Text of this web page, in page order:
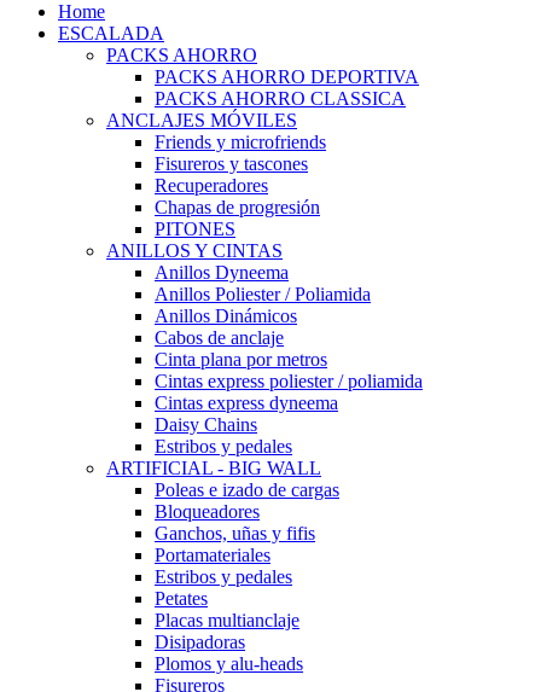
Home
ESCALADA
PACKS AHORRO
PACKS AHORRO DEPORTIVA
PACKS AHORRO CLASSICA
ANCLAJES MÓVILES
Friends y microfriends
Fisureros y tascones
Recuperadores
Chapas de progresión
PITONES
ANILLOS Y CINTAS
Anillos Dyneema
Anillos Poliester / Poliamida
Anillos Dinámicos
Cabos de anclaje
Cinta plana por metros
Cintas express poliester / poliamida
Cintas express dyneema
Daisy Chains
Estribos y pedales
ARTIFICIAL - BIG WALL
Poleas e izado de cargas
Bloqueadores
Ganchos, uñas y fifis
Portamateriales
Estribos y pedales
Petates
Placas multianclaje
Disipadoras
Plomos y alu-heads
Fisureros